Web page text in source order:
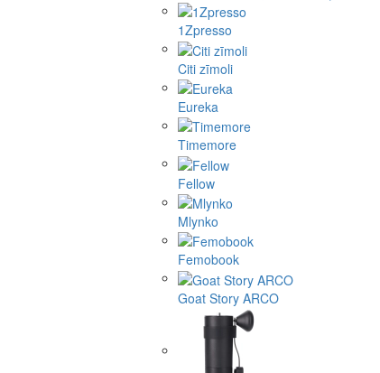
1Zpresso
Citi zīmoli
Eureka
Timemore
Fellow
Mlynko
Femobook
Goat Story ARCO